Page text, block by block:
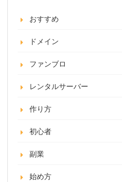
おすすめ
ドメイン
ファンブロ
レンタルサーバー
作り方
初心者
副業
始め方